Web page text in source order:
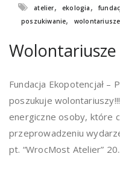
atelier, ekologia ,
poszukiwanie, wolontariusze
Fundacja Ekopotencjał –
poszukuje
energiczne osoby, które
przeprowadzeniu
pt. “WrocMost Atelier”